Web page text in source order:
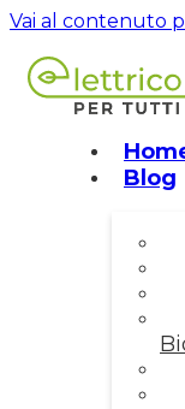
Vai al contenuto
Blog